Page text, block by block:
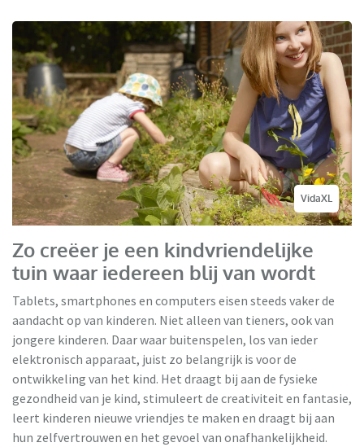
VidaXL
Zo creëer je een kindvriendelijke
tuin waar iedereen blij van wordt
Tablets, smartphones en computers eisen steeds vaker de
aandacht op van kinderen. Niet alleen van tieners, ook van
jongere kinderen. Daar waar buitenspelen, los van ieder
elektronisch apparaat, juist zo belangrijk is voor de
ontwikkeling van het kind. Het draagt bij aan de fysieke
gezondheid van je kind, stimuleert de creativiteit en fantasie,
leert kinderen nieuwe vriendjes te maken en draagt bij aan
hun zelfvertrouwen en het gevoel van onafhankelijkheid.